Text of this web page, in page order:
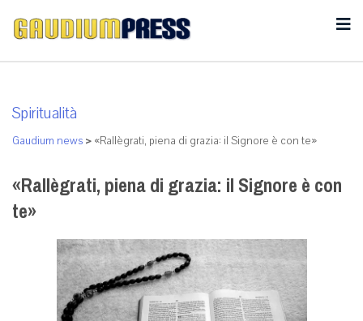
Spiritualità
Gaudium news > «Rallègrati, piena di grazia: il Signore è con te»
«Rallègrati, piena di grazia: il Signore è con
te»